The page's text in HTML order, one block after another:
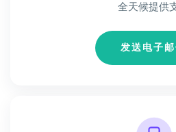
全天候提供
发送电子